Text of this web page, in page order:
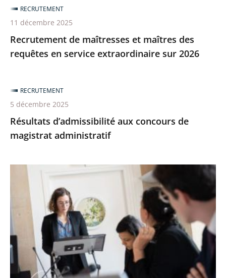
sur
2026
Recrutement de maîtresses et maîtres des
requêtes en service extraordinaire sur 2026
RECRUTEMENT
11 décembre 2025
Résultats d’admissibilité aux concours de
magistrat administratif
RECRUTEMENT
5 décembre 2025
Résultats
d’admission
concours
interne
et
externe
des